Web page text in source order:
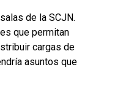
de la SCJN.
que permitan
cargas de
asuntos que